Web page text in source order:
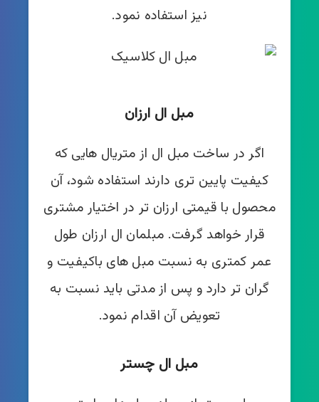
نیز استفاده نمود.
مبل ال ارزان
اگر در ساخت مبل ال از متریال هایی که
کیفیت پایین تری دارند استفاده شود، آن
محصول با قیمتی ارزان تر در اختیار مشتری
قرار خواهد گرفت. مبلمان ال ارزان طول
عمر کمتری به نسبت مبل های باکیفیت و
گران تر دارد و پس از مدتی باید نسبت به
تعویض آن اقدام نمود.
مبل ال چستر